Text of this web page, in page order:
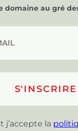
domaine au gré
j’accepte la